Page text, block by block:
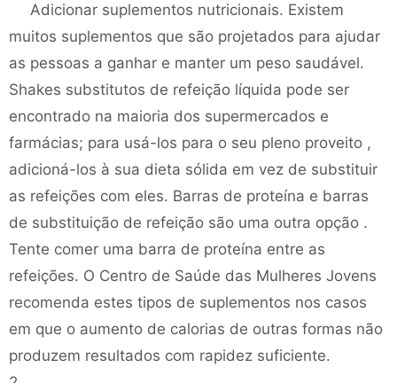
Adicionar suplementos nutricionais. Existem
muitos suplementos que são projetados para ajudar
as pessoas a ganhar e manter um peso saudável.
Shakes substitutos de refeição líquida pode ser
encontrado na maioria dos supermercados e
farmácias; para usá-los para o seu pleno proveito ,
adicioná-los à sua dieta sólida em vez de substituir
as refeições com eles. Barras de proteína e barras
de substituição de refeição são uma outra opção .
Tente comer uma barra de proteína entre as
refeições. O Centro de Saúde das Mulheres Jovens
recomenda estes tipos de suplementos nos casos
em que o aumento de calorias de outras formas não
produzem resultados com rapidez suficiente.